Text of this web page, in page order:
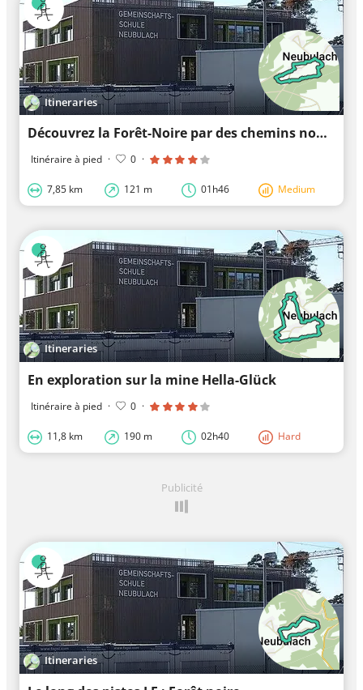
Itineraries
Découvrez la Forêt-Noire par des chemins non goudronnés
Itinéraire à pied · 0 ·
7,85 km 121 m 01h46 Medium
Itineraries
En exploration sur la mine Hella-Glück
Itinéraire à pied · 0 ·
11,8 km 190 m 02h40 Hard
Publicité
Itineraries